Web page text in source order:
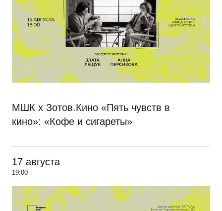
МШК х Зотов.Кино «Пять чувств в
кино»: «Кофе и сигареты»
17 августа
19:00